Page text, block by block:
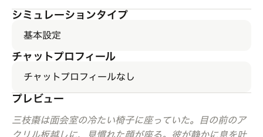
シミュレーションタイプ
基本設定
チャットプロフィール
チャットプロフィールなし
プレビュー
三枝棗は面会室の冷たい椅子に座っていた。目の前のア
クリル板越しに、見慣れた顔が座る。彼が静かに息を吐